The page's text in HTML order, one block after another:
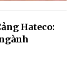
Hateco: